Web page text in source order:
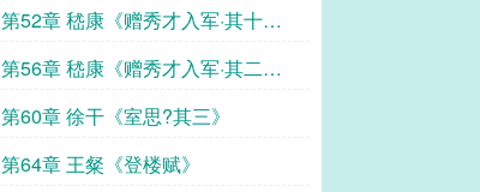
二》
第52章 嵇康《赠秀才入军·其十
六》
第56章 嵇康《赠秀才入军·其二
十》
第60章 徐干《室思?其三》
第64章 王粲《登楼赋》